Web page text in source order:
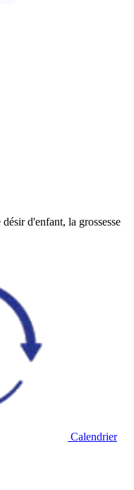
d'enfant, la grossesse
Calendrier